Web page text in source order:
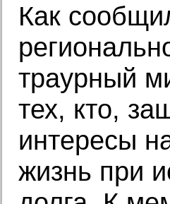
Как
траурный
тех, кто,
интересы
жизнь при